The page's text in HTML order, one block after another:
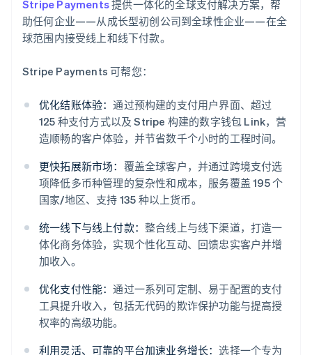
Stripe Payments提供一体化的全球支付解决方案，帮
助任何企业——从成长型初创公司到全球性企业——在全
球范围内接受线上和线下付款。
Stripe Payments 可帮您：
优化结账体验：通过预构建的支付用户界面、超过
125 种支付方式以及 Stripe 构建的数字钱包 Link，营
造顺畅的客户体验，并节省数千个小时的工程时间。
更快拓展新市场： 覆盖全球客户，并通过跨境支付选
项降低多币种管理的复杂性和成本，服务覆盖 195 个
国家/地区、支持 135 种以上货币。
统一线下与线上付款： 整合线上与线下渠道，打造一
体化商务体验，实现个性化互动、回馈忠实客户并增
加收入。
优化支付性能：通过一系列可定制、易于配置的支付
工具提升收入，包括无代码的欺诈保护功能与提高授
权率的高级功能。
利用灵活、可靠的平台加速业务增长：选择一个专为
English
爱尔兰
English
English